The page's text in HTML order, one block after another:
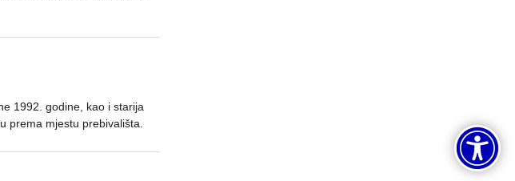
1992. godine, kao i starija
prema mjestu prebivališta.